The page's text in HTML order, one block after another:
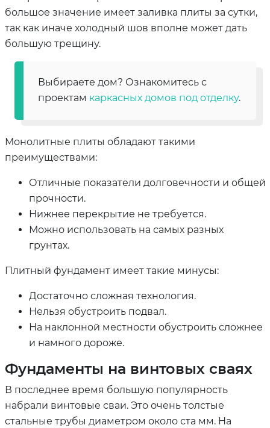
большое значение имеет заливка плиты за сутки,
так как иначе холодный шов вполне может дать
большую трещину.
Выбираете дом? Ознакомитесь с
проектам каркасных домов под отделку.
Монолитные плиты обладают такими
преимуществами:
Отличные показатели долговечности и общей
прочности.
Нижнее перекрытие не требуется.
Можно использовать на самых разных
грунтах.
Плитный фундамент имеет такие минусы:
Достаточно сложная технология.
Нельзя обустроить подвал.
На наклонной местности обустроить сложнее
и намного дороже.
Фундаменты на винтовых сваях
В последнее время большую популярность
набрали винтовые сваи. Это очень толстые
стальные трубы диаметром около ста мм. На